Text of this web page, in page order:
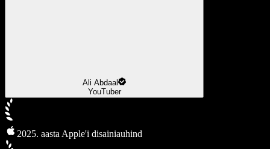
Ali Abdaal
YouTuber
2025. aasta Apple'i disainiauhind